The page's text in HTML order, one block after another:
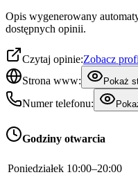
Opis wygenerowany
dostępnych opinii.
Czytaj opinie:Zobacz
Strona www:
Pokaż
Numer telefonu:
Godziny otwarcia
Poniedziałek 10:00–20:00